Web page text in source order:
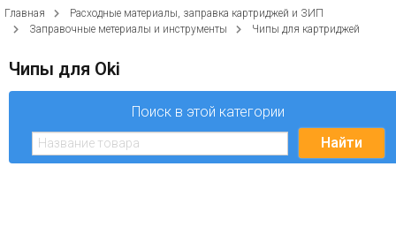
Главная
Расходные материалы, заправка картриджей и ЗИП
Заправочные метериалы и инструменты
Чипы для картриджей
Чипы для Oki
Поиск в этой категории